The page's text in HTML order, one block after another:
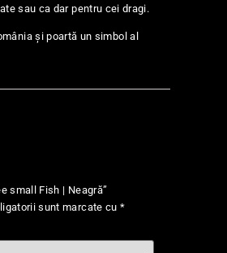
sau ca dar pentru cei dragi.
și poartă un simbol al
small Fish | Neagră”
sunt marcate cu *